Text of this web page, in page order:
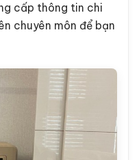
cấp thông tin chi
chuyên môn để bạn